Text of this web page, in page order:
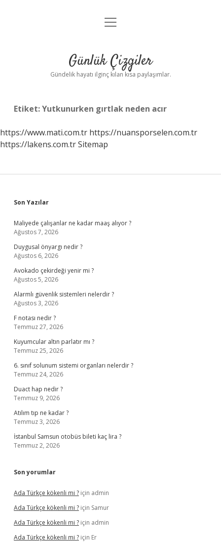
Anasayfa
Yasal Uyarı
menüyü
Günlük Çizgiler
Gündelik hayatı ilginç kılan kısa paylaşımlar.
Etiket:Yutkunurken gırtlak neden acır
https://www.mati.com.tr https://nuansporselen.com.tr
https://lakens.com.trSitemap
Sidebar
Son Yazılar
Maliyede çalışanlar ne kadar maaş alıyor ?
Ağustos 7, 2026
Duygusal önyargı nedir ?
Ağustos 6, 2026
Avokado çekirdeği yenir mi ?
Ağustos 5, 2026
Alarmlı güvenlik sistemleri nelerdir ?
Ağustos 3, 2026
F notası nedir ?
Temmuz 27, 2026
Kuyumcular altın parlatır mı ?
Temmuz 25, 2026
6. sınıf solunum sistemi organları nelerdir ?
Temmuz 24, 2026
Duact hap nedir ?
Temmuz 9, 2026
Atılım tıp ne kadar ?
Temmuz 3, 2026
İstanbul Samsun otobüs bileti kaç lira ?
Temmuz 2, 2026
Son yorumlar
Ada Türkçe kökenli mi ? için admin
Ada Türkçe kökenli mi ? için Samur
Ada Türkçe kökenli mi ? için admin
Ada Türkçe kökenli mi ? için Er